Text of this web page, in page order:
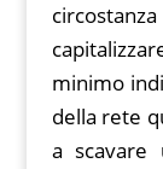
minimo
della rete
a